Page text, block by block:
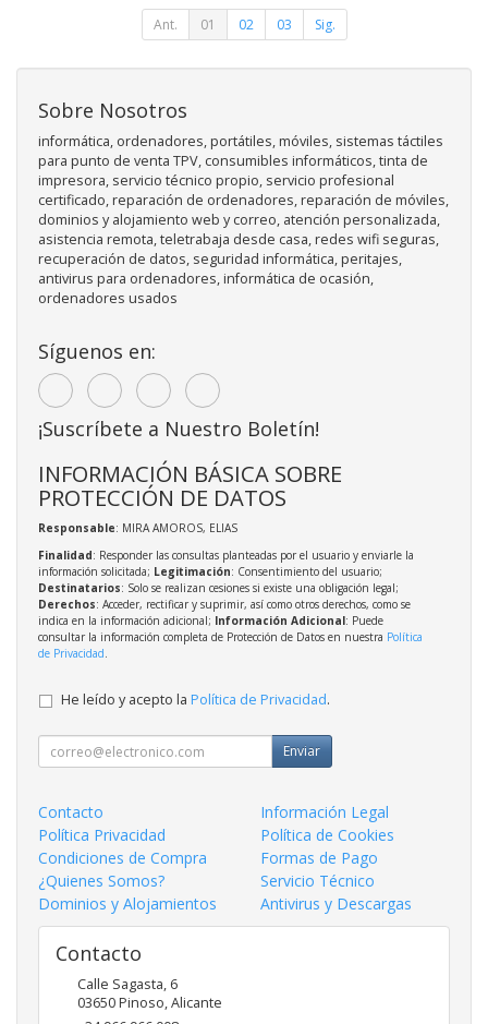
Ant. 01 02 03 Sig.
Sobre Nosotros
informática, ordenadores, portátiles, móviles, sistemas táctiles
para punto de venta TPV, consumibles informáticos, tinta de
impresora, servicio técnico propio, servicio profesional
certificado, reparación de ordenadores, reparación de móviles,
dominios y alojamiento web y correo, atención personalizada,
asistencia remota, teletrabaja desde casa, redes wifi seguras,
recuperación de datos, seguridad informática, peritajes,
antivirus para ordenadores, informática de ocasión,
ordenadores usados
Síguenos en:
¡Suscríbete a Nuestro Boletín!
INFORMACIÓN BÁSICA SOBRE
PROTECCIÓN DE DATOS
Responsable: MIRA AMOROS, ELIAS
Finalidad: Responder las consultas planteadas por el usuario y enviarle la
información solicitada; Legitimación: Consentimiento del usuario;
Destinatarios: Solo se realizan cesiones si existe una obligación legal;
Derechos: Acceder, rectificar y suprimir, así como otros derechos, como se
indica en la información adicional; Información Adicional: Puede
consultar la información completa de Protección de Datos en nuestra Política
de Privacidad.
He leído y acepto la Política de Privacidad.
Enviar
Contacto
Información Legal
Política Privacidad
Política de Cookies
Condiciones de Compra
Formas de Pago
¿Quienes Somos?
Servicio Técnico
Dominios y Alojamientos
Antivirus y Descargas
Contacto
Calle Sagasta, 6
03650Pinoso,Alicante